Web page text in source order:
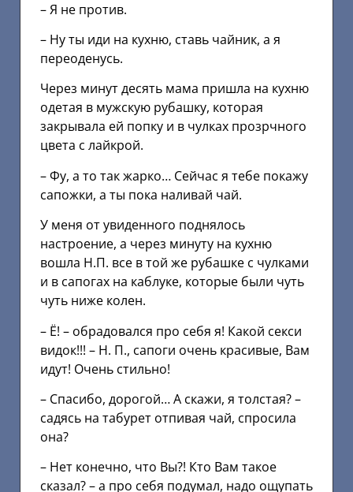
– Я не против.
– Ну ты иди на кухню, ставь чайник, а я
переоденусь.
Через минут десять мама пришла на кухню
одетая в мужскую рубашку, которая
закрывала ей попку и в чулках прозрчного
цвета с лайкрой.
– Фу, а то так жарко… Сейчас я тебе покажу
сапожки, а ты пока наливай чай.
У меня от увиденного поднялось
настроение, а через минуту на кухню
вошла Н.П. все в той же рубашке с чулками
и в сапогах на каблуке, которые были чуть
чуть ниже колен.
– Ё! – обрадовался про себя я! Какой секси
видок!!! – Н. П., сапоги очень красивые, Вам
идут! Очень стильно!
– Спасибо, дорогой… А скажи, я толстая? –
садясь на табурет отпивая чай, спросила
она?
– Нет конечно, что Вы?! Кто Вам такое
сказал? – а про себя подумал, надо ощупать